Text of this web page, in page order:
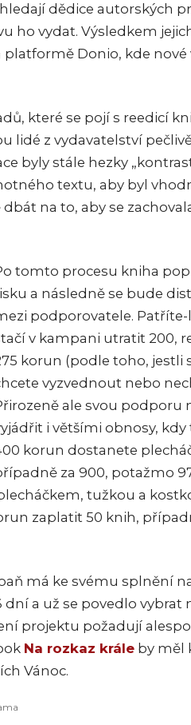
dědice autorských
ho vydat. Výsledkem
platformě Donio, kde nové
které se pojí s reedicí
lidé z vydavatelství
byly stále hezky
textu, aby byl
na to, aby se
tomto procesu kniha
a následně se bude
podporovatele. Patříte-
v kampani utratit 200,
korun (podle toho, jestli
vyzvednout nebo
ale svou podporu
i většími obnosy, kdy
korun dostanete
za 900, potažmo
tužkou a
zaplatit 50 knih,
má ke svému splnění
dní a už se povedlo vybrat
projektu požadují
Na rozkaz krále by měl
Vánoc.